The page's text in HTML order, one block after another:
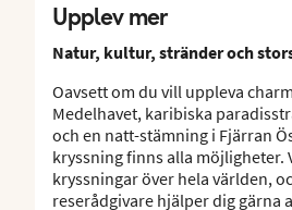
Upplev mer
Natur, kultur, stränder och
Oavsett om du vill uppleva
Medelhavet, karibiska
och en natt-stämning i Fjärran
kryssning finns alla möjligheter.
kryssningar över hela världen,
reserådgivare hjälper dig gärna